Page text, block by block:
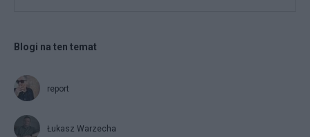
Blogi na ten temat
report
Łukasz Warzecha